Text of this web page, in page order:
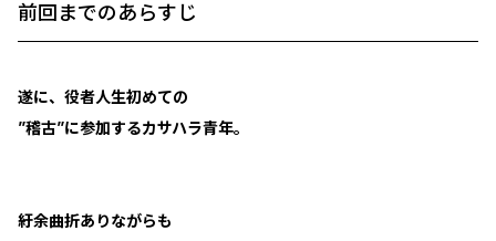
前回までのあらすじ
遂に、役者人生初めての
”稽古”に参加するカサハラ青年。
紆余曲折ありながらも